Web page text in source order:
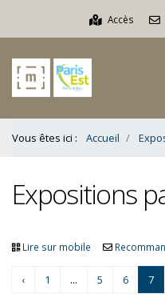
Accès
Vous êtes ici : Accueil
Expositions
Lire sur mobile
‹ 1 ... 5 6 7